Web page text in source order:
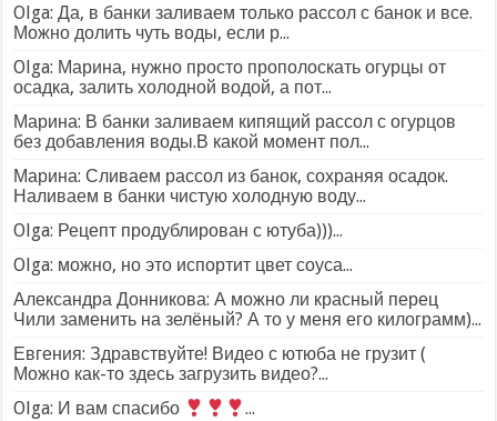
Olga: Да, в банки заливаем только рассол с банок и все.
Можно долить чуть воды, если р...
Olga: Марина, нужно просто прополоскать огурцы от
осадка, залить холодной водой, а пот...
Марина: В банки заливаем кипящий рассол с огурцов
без добавления воды.В какой момент пол...
Марина: Сливаем рассол из банок, сохраняя осадок.
Наливаем в банки чистую холодную воду...
Olga: Рецепт продублирован с ютуба)))...
Olga: можно, но это испортит цвет соуса...
Александра Донникова: А можно ли красный перец
Чили заменить на зелёный? А то у меня его килограмм)...
Евгения: Здравствуйте! Видео с ютюба не грузит (
Можно как-то здесь загрузить видео?...
Olga: И вам спасибо
...